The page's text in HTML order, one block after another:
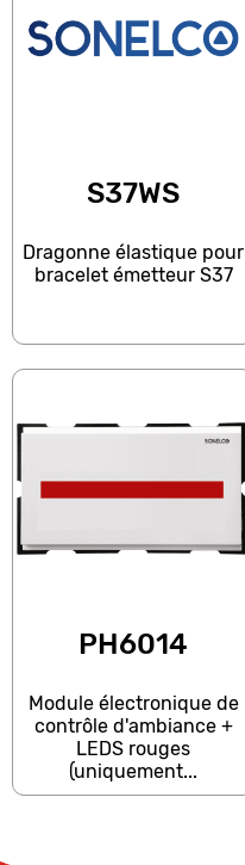
S37WS
Dragonne élastique pour
bracelet émetteur S37
PH6014
Module électronique de
contrôle d'ambiance +
LEDS rouges
(uniquement...